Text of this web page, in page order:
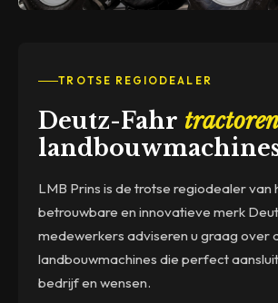
TROTSE REGIODEALER
Deutz-Fahr
LMB Prins is de trotse regiodealer van
betrouwbare en innovatieve merk
medewerkers adviseren u graag over
landbouwmachines die perfect
bedrijf en wensen.